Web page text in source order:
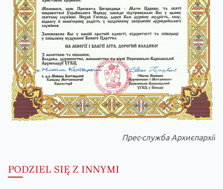
Прес-служба Архиєпархії
PODZIEL SIĘ Z INNYMI